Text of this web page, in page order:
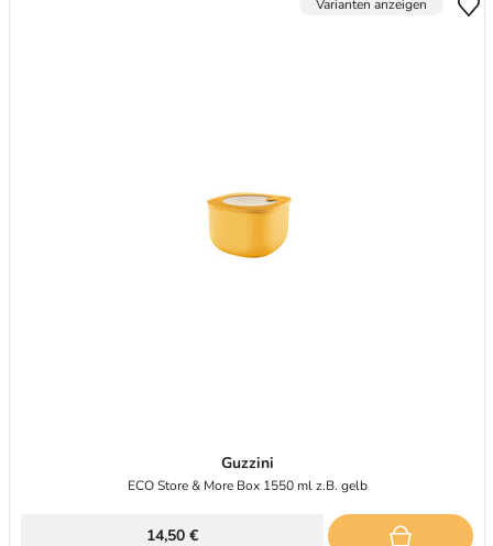
Varianten anzeigen
Guzzini
ECO Store & More Box 1550 ml z.B. gelb
14,50 €